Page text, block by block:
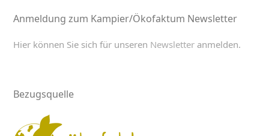
Anmeldung zum Kampier/Ökofaktum Newsletter
Hier können Sie sich für unseren Newsletter anmelden.
Bezugsquelle